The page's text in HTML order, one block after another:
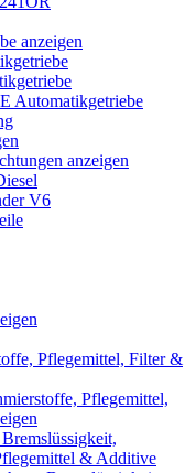
anzeigen
Automatikgetriebe
anzeigen
V6
Pflegemittel, Filter &
Pflegemittel,
& Additive